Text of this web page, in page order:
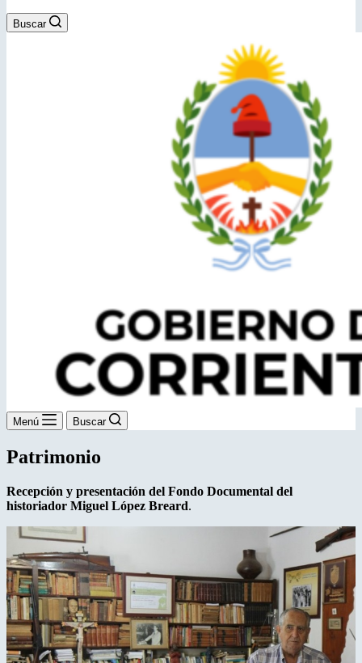
Buscar
Menú Buscar
Patrimonio
Recepción y presentación del Fondo Documental del
historiador Miguel López Breard.